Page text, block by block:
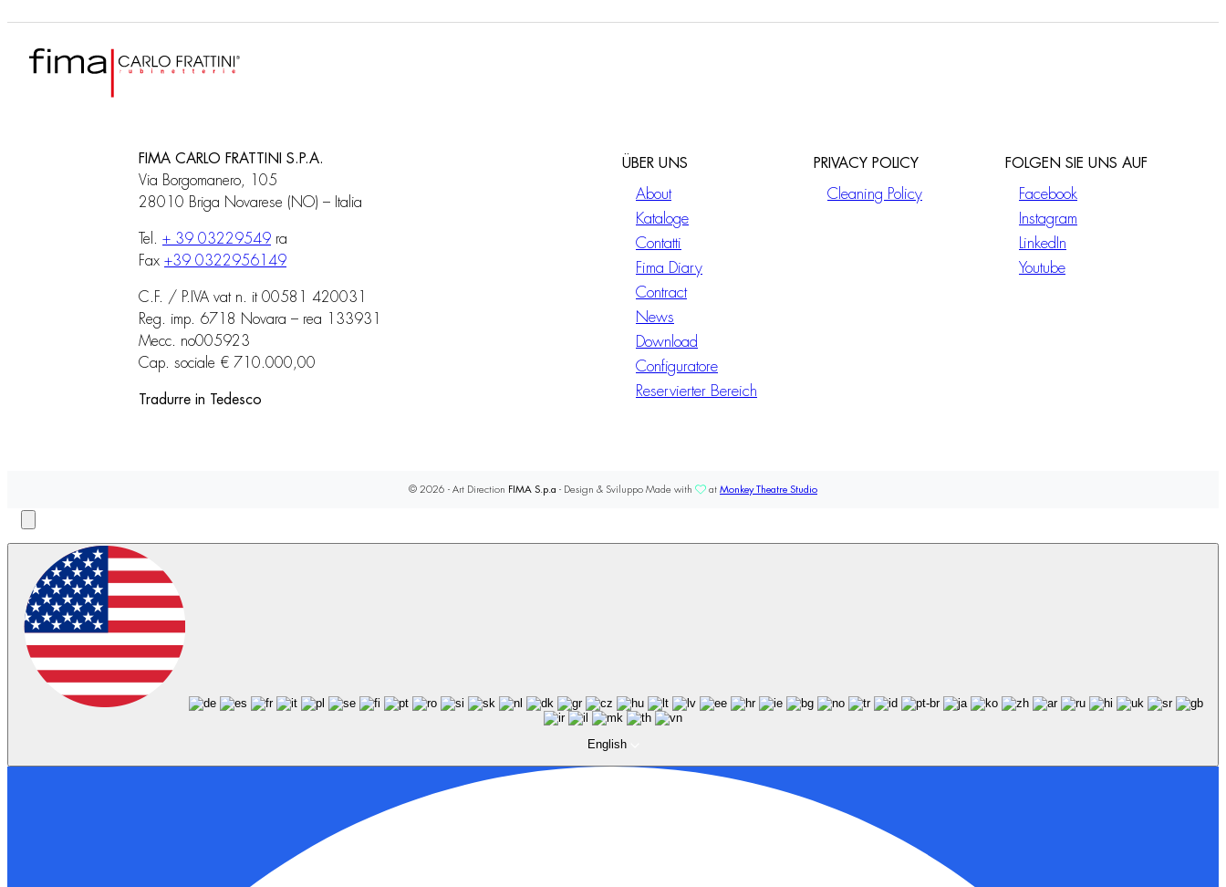
FIMA CARLO FRATTINI S.P.A.
Via Borgomanero, 105
28010 Briga Novarese (NO) – Italia
Tel. + 39 03229549 ra
Fax +39 0322956149
C.F. / P.IVA vat n. it 00581 420031
Reg. imp. 6718 Novara – rea 133931
Mecc. no005923
Cap. sociale € 710.000,00
Tradurre in Tedesco
ÜBER UNS
About
Kataloge
Contatti
Fima Diary
Contract
News
Download
Configuratore
Reservierter Bereich
PRIVACY POLICY
Cleaning Policy
FOLGEN SIE UNS AUF
Facebook
Instagram
LinkedIn
Youtube
© 2026 - Art Direction FIMA S.p.a - Design & Sviluppo Made with at Monkey Theatre Studio
English